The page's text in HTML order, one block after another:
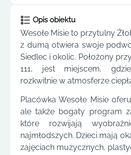
Opis obiektu
Wesołe Misie to przytulny
z dumą otwiera swoje
Siedlec i okolic. Położony
111, jest miejscem,
rozkwitnie w atmosferze
Placówka Wesołe Misie
ale także bogaty program
które rozwijają
najmłodszych. Dzieci mają
zajęciach muzycznych,